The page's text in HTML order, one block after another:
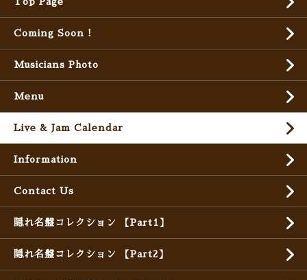
Coming Soon !
Musicians Photo
Menu
Live & Jam Calendar
Information
Contact Us
隠れ名盤コレクション 【Part1】
隠れ名盤コレクション 【Part2】